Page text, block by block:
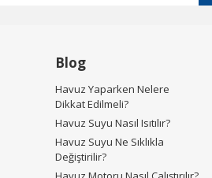
Blog
Havuz Yaparken Nelere
Dikkat Edilmeli?
Havuz Suyu Nasıl Isıtılır?
Havuz Suyu Ne Sıklıkla
Değiştirilir?